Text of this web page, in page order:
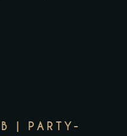
| PARTY-